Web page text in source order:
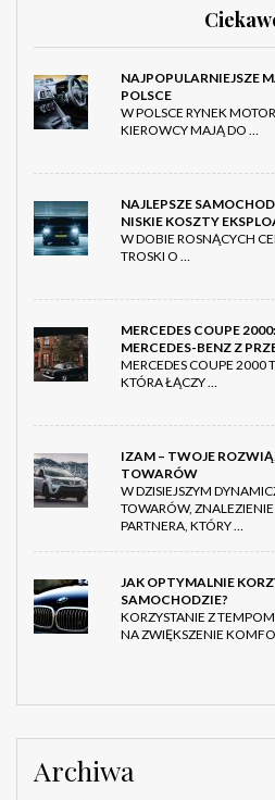
NAJPOPULARNIEJSZE
POLSCE
W POLSCE RYNEK
KIEROWCY MAJĄ DO …
NAJLEPSZE
NISKIE KOSZTY
W DOBIE ROSNĄCYCH
TROSKI O …
MERCEDES COUPE
MERCEDES-BENZ Z
MERCEDES COUPE 2000
KTÓRA ŁĄCZY …
IZAM – TWOJE
TOWARÓW
W DZISIEJSZYM
TOWARÓW,
PARTNERA, KTÓRY …
JAK OPTYMALNIE
SAMOCHODZIE?
KORZYSTANIE Z
NA ZWIĘKSZENIE
Archiwa